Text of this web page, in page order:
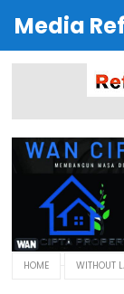
Media
HOME WITHOUT